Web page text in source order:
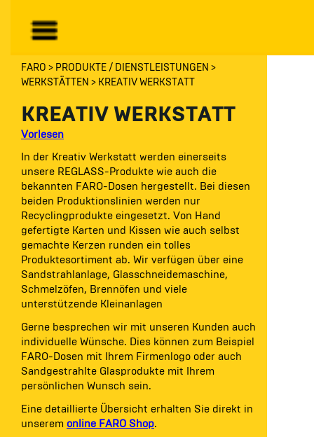
FARO
PRODUKTE / DIENSTLEISTUNGEN
WERKSTÄTTEN
KREATIV WERKSTATT
KREATIV WERKSTATT
Vorlesen
In der Kreativ Werkstatt werden einerseits
unsere REGLASS-Produkte wie auch die
bekannten FARO-Dosen hergestellt. Bei diesen
beiden Produktionslinien werden nur
Recyclingprodukte eingesetzt. Von Hand
gefertigte Karten und Kissen wie auch selbst
gemachte Kerzen runden ein tolles
Produktesortiment ab. Wir verfügen über eine
Sandstrahlanlage, Glasschneidemaschine,
Schmelzöfen, Brennöfen und viele
unterstützende Kleinanlagen
Gerne besprechen wir mit unseren Kunden auch
individuelle Wünsche. Dies können zum Beispiel
FARO-Dosen mit Ihrem Firmenlogo oder auch
Sandgestrahlte Glasprodukte mit Ihrem
persönlichen Wunsch sein.
Eine detaillierte Übersicht erhalten Sie direkt in
unserem online FARO Shop.